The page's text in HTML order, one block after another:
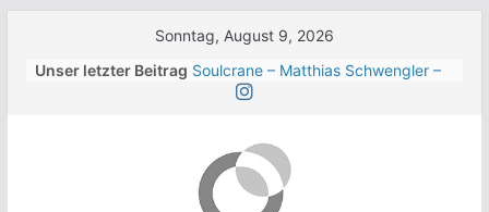
Sonntag, August 9, 2026
Unser letzter Beitrag Soulcrane – Matthias Schwengler –
Walter Trout Band beim Winterbach
Zeltspektakel 2026
The Cinelli Brothers beim